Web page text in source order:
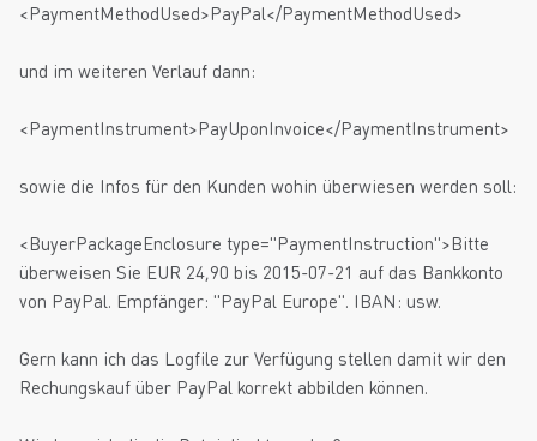
<PaymentMethodUsed>PayPal</PaymentMethodUsed>
und im weiteren Verlauf dann:
<PaymentInstrument>PayUponInvoice</PaymentInstrument>
sowie die Infos für den Kunden wohin überwiesen werden soll:
<BuyerPackageEnclosure type="PaymentInstruction">Bitte
überweisen Sie EUR 24,90 bis 2015-07-21 auf das Bankkonto
von PayPal. Empfänger: "PayPal Europe". IBAN: usw.
Gern kann ich das Logfile zur Verfügung stellen damit wir den
Rechungskauf über PayPal korrekt abbilden können.